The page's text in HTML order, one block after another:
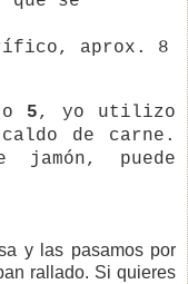
aprox. 8
5, yo utilizo
de carne.
puede
y las pasamos por
rallado. Si quieres